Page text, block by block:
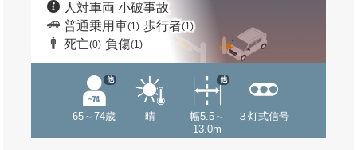
人対車両 小破事故
普通乗用車(1) 歩行者(1)
死亡(0) 負傷(1)
65～74歳
他
晴
幅5.5～
13.0m
他
３灯式信号